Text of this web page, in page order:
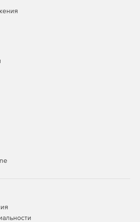
деревянных конструкций по
Украины, Российской Федерации и